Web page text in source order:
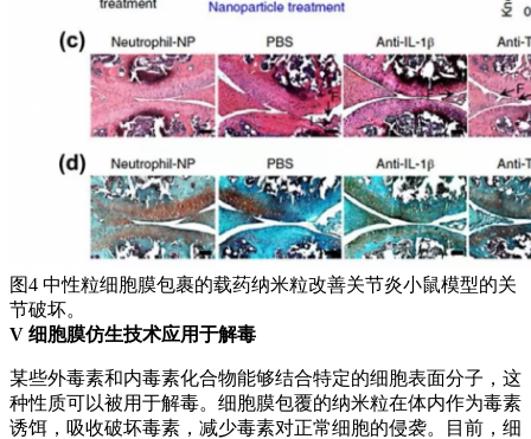
图4 中性粒细胞膜包裹的载药纳米粒改善关节炎小鼠模型的关
节破坏。
V 细胞膜仿生技术应用于解毒
某些外毒素和内毒素化合物能够结合特定的细胞表面分子，这
种性质可以被用于解毒。细胞膜包覆的纳米粒在体内作为毒素
诱饵，吸收破坏毒素，减少毒素对正常细胞的侵袭。目前，细